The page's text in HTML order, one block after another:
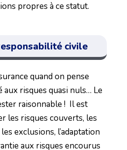
propres à ce statut.
civile
quand on pense
risques quasi nuls… Le
raisonnable ! Il est
les risques couverts, les
exclusions, l’adaptation
aux risques encourus